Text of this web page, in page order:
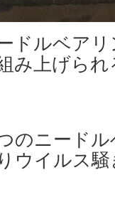
ドルベア
み上げら
のニード
ウイルス